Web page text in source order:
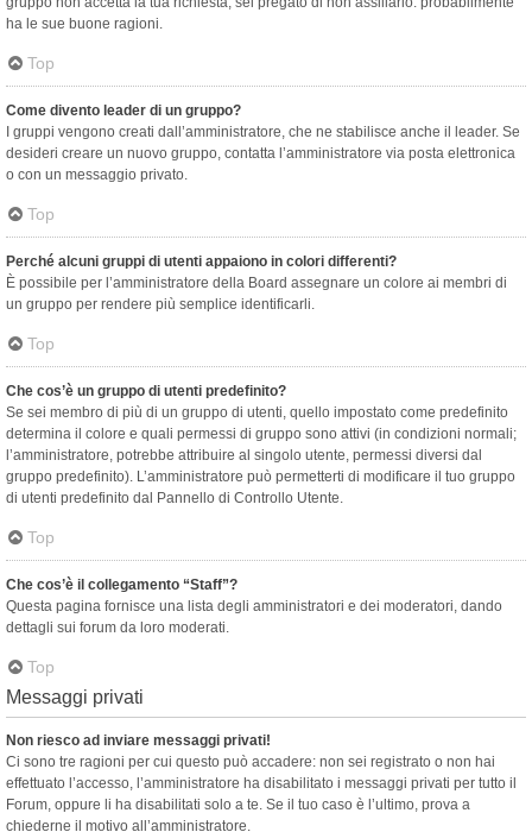
ha le sue buone ragioni.
Top
Come divento leader di un gruppo?
I gruppi vengono creati dall’amministratore, che ne stabilisce anche il leader. Se
desideri creare un nuovo gruppo, contatta l’amministratore via posta elettronica
o con un messaggio privato.
Top
Perché alcuni gruppi di utenti appaiono in colori differenti?
È possibile per l’amministratore della Board assegnare un colore ai membri di
un gruppo per rendere più semplice identificarli.
Top
Che cos’è un gruppo di utenti predefinito?
Se sei membro di più di un gruppo di utenti, quello impostato come predefinito
determina il colore e quali permessi di gruppo sono attivi (in condizioni normali;
l’amministratore, potrebbe attribuire al singolo utente, permessi diversi dal
gruppo predefinito). L’amministratore può permetterti di modificare il tuo gruppo
di utenti predefinito dal Pannello di Controllo Utente.
Top
Che cos’è il collegamento “Staff”?
Questa pagina fornisce una lista degli amministratori e dei moderatori, dando
dettagli sui forum da loro moderati.
Top
Messaggi privati
Non riesco ad inviare messaggi privati!
Ci sono tre ragioni per cui questo può accadere: non sei registrato o non hai
effettuato l’accesso, l’amministratore ha disabilitato i messaggi privati per tutto il
Forum, oppure li ha disabilitati solo a te. Se il tuo caso è l’ultimo, prova a
chiederne il motivo all’amministratore.